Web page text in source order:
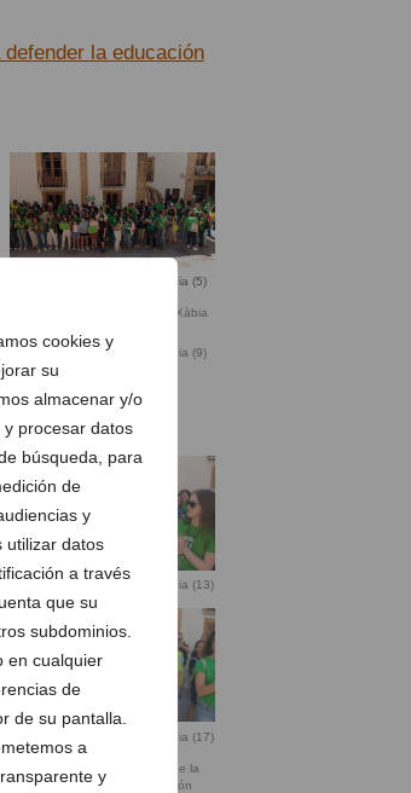
cookies y
su
almacenar y/o
procesar datos
búsqueda, para
de
y
utilizar datos
a través
que su
subdominios.
en cualquier
de
de su pantalla.
a
y
la educación
Movilización educativa en Xàbia (5)
Movilización educativa en Xàbia (9)
Movilización educativa en Xàbia (13)
Movilización educativa en Xàbia (17)